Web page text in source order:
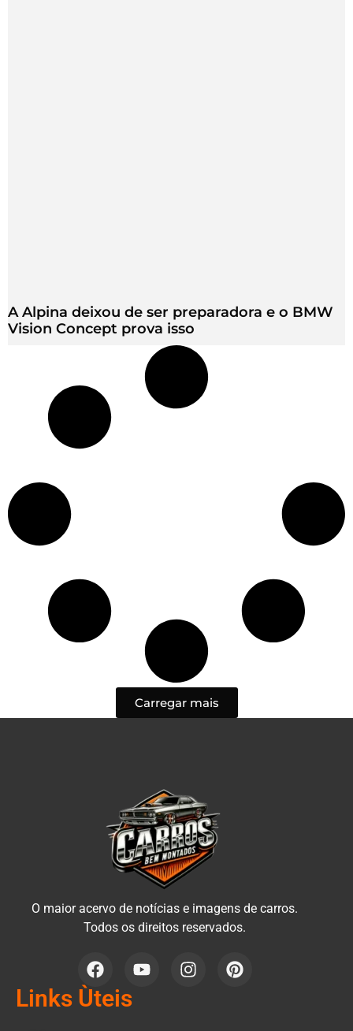
A Alpina deixou de ser preparadora e o BMW
Vision Concept prova isso
Carregar mais
O maior acervo de notícias e imagens de carros.
Todos os direitos reservados.
Links Ùteis